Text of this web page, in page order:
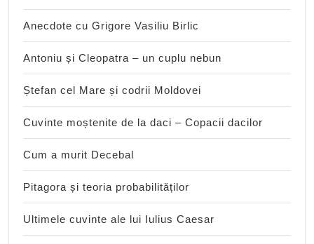
Anecdote cu Grigore Vasiliu Birlic
Antoniu și Cleopatra – un cuplu nebun
Ștefan cel Mare și codrii Moldovei
Cuvinte moștenite de la daci – Copacii dacilor
Cum a murit Decebal
Pitagora și teoria probabilităților
Ultimele cuvinte ale lui Iulius Caesar